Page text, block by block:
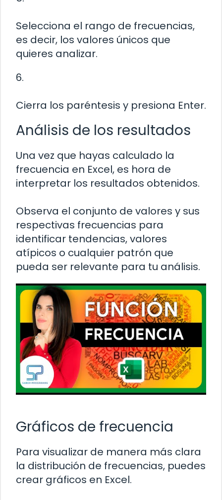
Selecciona el rango de frecuencias,
es decir, los valores únicos que
quieres analizar.
6.
Cierra los paréntesis y presiona Enter.
Análisis de los resultados
Una vez que hayas calculado la
frecuencia en Excel, es hora de
interpretar los resultados obtenidos.
Observa el conjunto de valores y sus
respectivas frecuencias para
identificar tendencias, valores
atípicos o cualquier patrón que
pueda ser relevante para tu análisis.
Gráficos de frecuencia
Para visualizar de manera más clara
la distribución de frecuencias, puedes
crear gráficos en Excel.